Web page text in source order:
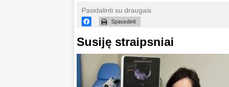
Pasidalinti su draugais
Susiję straipsniai